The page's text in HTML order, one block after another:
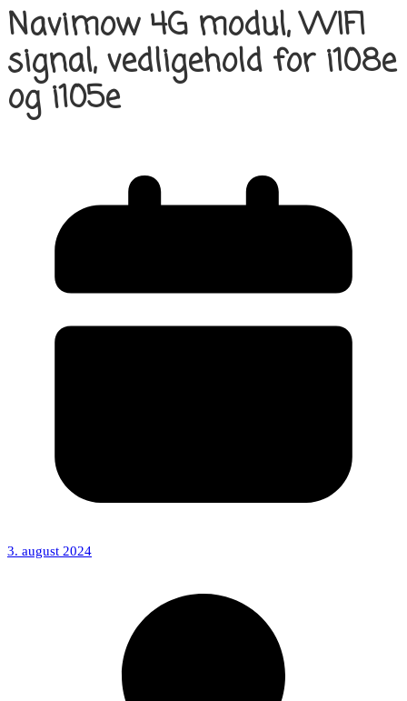
Navimow 4G modul, WIFI
signal, vedligehold for i108e
og i105e
3. august 2024